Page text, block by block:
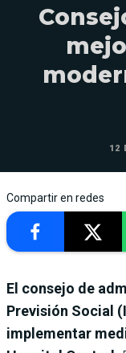
12
Compartir en redes
El consejo de
Previsión Social
implementar